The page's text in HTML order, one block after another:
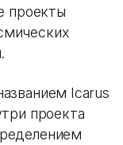
проекты
Icarus
проекта